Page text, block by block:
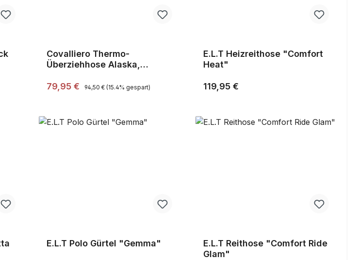
Covalliero Thermo-
Überziehhose Alaska,
Verkaufspreis:
79,95 € Regulärer Preis:
94,50 € (15.4% gespart)
E.L.T Heizreithose "Comfort
Heat"
Regulärer Preis:
119,95 €
E.L.T Polo Gürtel "Gemma"
E.L.T Reithose "Comfort Ride
Glam"